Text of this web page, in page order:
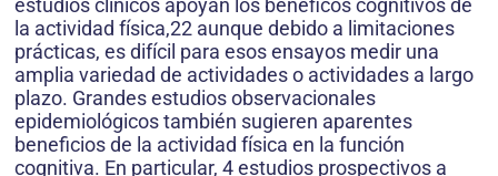
la actividad física,22 aunque debido a limitaciones
prácticas, es difícil para esos ensayos medir una
amplia variedad de actividades o actividades a largo
plazo. Grandes estudios observacionales
epidemiológicos también sugieren aparentes
beneficios de la actividad física en la función
cognitiva. En particular, 4 estudios prospectivos a